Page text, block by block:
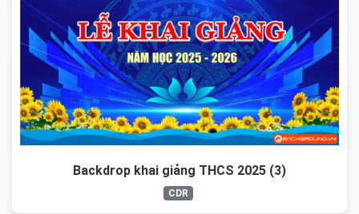
Backdrop khai giảng THCS 2025 (3)
CDR